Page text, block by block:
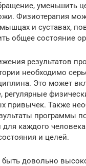
уменьшить
Физиотерапия
и суставах,
общее состояние
результатов
необходимо
Это может
регулярные
привычек. Также
программы
каждого человека
и целей.
довольно